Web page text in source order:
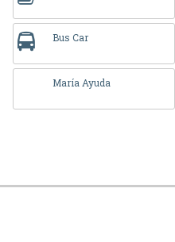
Bus Car
María Ayuda